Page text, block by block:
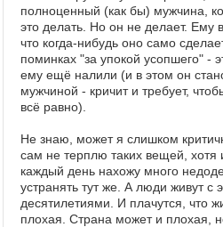
полноценный (как бы) мужчина,
это делать. Но он не делает. Ему
что когда-нибудь оно само
поминках "за упокой усопшего" -
ему ещё налили (и в этом он
мужчиной - кричит и требует,
всё равно).
Не знаю, может я слишком
сам не терплю таких вещей, хотя
каждый день нахожу много
устранять тут же. А люди живут с
десятилетиями. И плачутся, что
плохая. Страна может и плохая,